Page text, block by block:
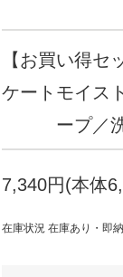
【お買い得
ケートモイス
ープ／
7,340円(本体
在庫状況 在庫あり・即納